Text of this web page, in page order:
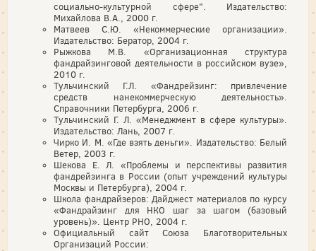
социально-культурной сфере". Издательство:
Михайлова В.А., 2000 г.
Матвеев С.Ю. «Некоммерческие организации».
Издательство: Бератор, 2004 г.
Рыжкова М.В. «Организационная структура
фандрайзинговой деятельности в российском вузе»,
2010 г.
Тульчинский Г.Л. «Фандрейзинг: привлечение
средств нанекоммерческую деятельность».
Справочники Петербурга, 2006 г.
Тульчинский Г. Л. «Менеджмент в сфере культуры».
Издательство: Лань, 2007 г.
Чирко И. М. «Где взять деньги». Издательство: Белый
Ветер, 2003 г.
Шекова Е. Л. «Проблемы и перспективы развития
фандрейзинга в России (опыт учреждений культуры
Москвы и Петербурга), 2004 г.
Школа фандрайзеров: Дайджест материалов по курсу
«Фандрайзинг для НКО шаг за шагом (базовый
уровень)». Центр РНО, 2004 г.
Официальный сайт Союза Благотворительных
Организаций России: